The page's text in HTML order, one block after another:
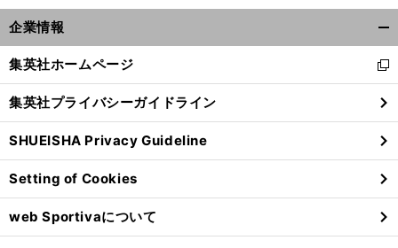
企業情報
閉
る
集英社ホームページ
新
し
い
ウ
ィ
ン
ド
ウ
で
開
集英社プライバシーガイドライン
SHUEISHA Privacy Guideline
Setting of Cookies
web Sportivaについて